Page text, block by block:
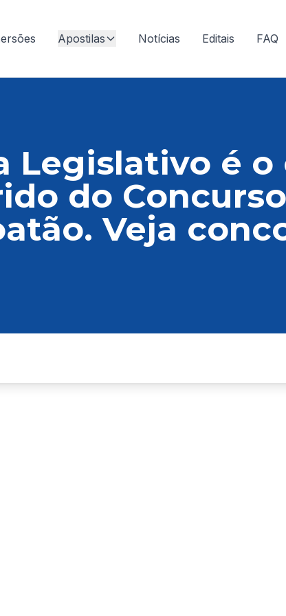
Apostilas Notícias Editais FAQ
Legislativo é o
do
Veja